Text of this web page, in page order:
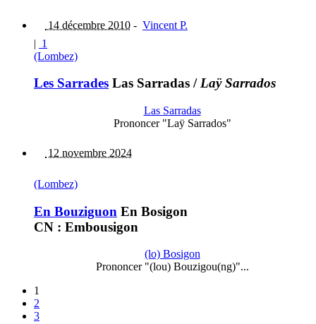
14 décembre 2010 - Vincent P.
| 1
(Lombez)
Les Sarrades Las Sarradas /Laÿ Sarrados
Las Sarradas
Prononcer "Laÿ Sarrados"
12 novembre 2024
(Lombez)
En Bouziguon En Bosigon
CN : Embousigon
(lo) Bosigon
Prononcer "(lou) Bouzigou(ng)"...
1
2
3